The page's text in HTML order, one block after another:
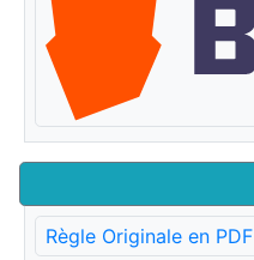
Règle Originale en PDF